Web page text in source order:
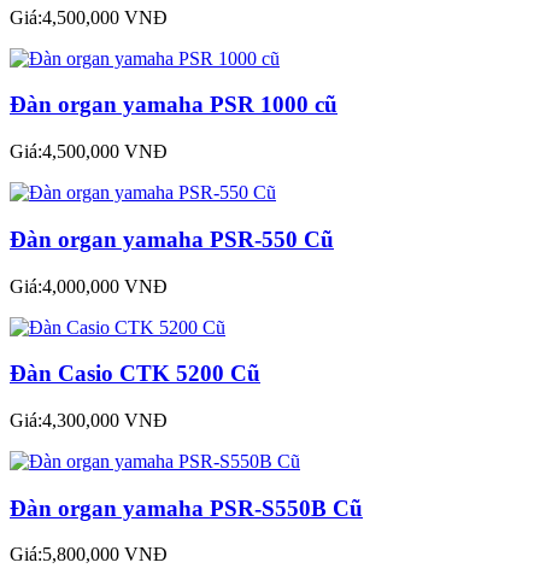
Giá:4,500,000 VNĐ
Đàn organ yamaha PSR 1000 cũ
Giá:4,500,000 VNĐ
Đàn organ yamaha PSR-550 Cũ
Giá:4,000,000 VNĐ
Đàn Casio CTK 5200 Cũ
Giá:4,300,000 VNĐ
Đàn organ yamaha PSR-S550B Cũ
Giá:5,800,000 VNĐ